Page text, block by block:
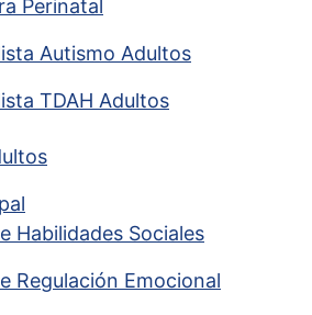
Perinatal
Autismo Adultos
TDAH Adultos
Habilidades Sociales
Regulación Emocional